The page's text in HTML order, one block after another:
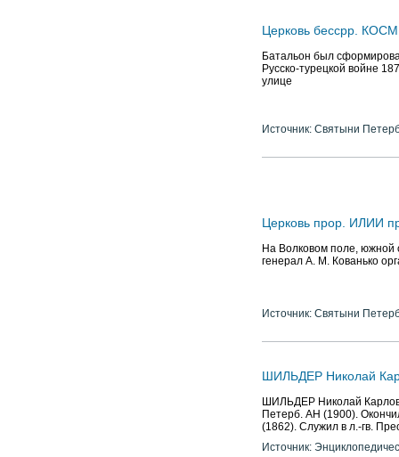
Церковь бессрр.
Батальон был
Русско-турецкой войне
улице
Источник: Святыни
Церковь прор. ИЛИИ
На Волковом поле, южной
генерал А. М. Кованько
Источник: Святыни
ШИЛЬДЕР Николай
ШИЛЬДЕР Николай
Петерб. АН (1900).
(1862). Служил в л.-гв.
Источник: